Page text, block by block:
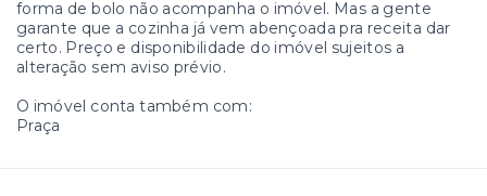
forma de bolo não acompanha o imóvel. Mas a gente
garante que a cozinha já vem abençoada pra receita dar
certo. Preço e disponibilidade do imóvel sujeitos a
alteração sem aviso prévio.
O imóvel conta também com:
Praça